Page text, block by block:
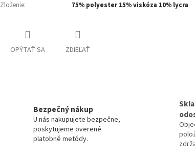
Zloženie: 75% polyester 15% viskóza 10% lycra
OPÝTAŤ SA ZDIEĽAŤ
Bezpečný nákup
U nás nakupujete bezpečne,
poskytujeme overené
platobné metódy.